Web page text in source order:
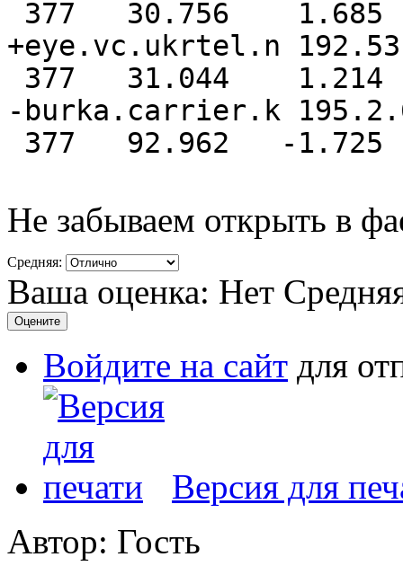
377 30.756
1.685
+eye.vc.ukrtel.n
377
31.044
1.214
-burka.carrier.k
377
92.962 - 1.725
Не забываем открыть в
Средняя:
Ваша оценка: Нет
Войдите на сайт для
Версия для
Автор: Гость